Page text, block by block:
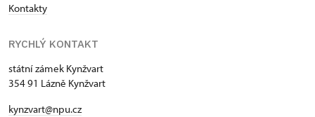
Kontakty
RYCHLÝ KONTAKT
státní zámek Kynžvart
354 91 Lázně Kynžvart
kynzvart@npu.cz